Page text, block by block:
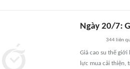
Ngày 20/7:
344 liên
Giá cao su thế
lực mua cải thiện,